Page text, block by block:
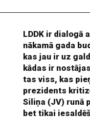
LDDK ir dialogā
nākamā gada
kas jau ir uz
kādas ir
tas viss, kas
prezidents
Siliņa (JV) runā
bet tikai